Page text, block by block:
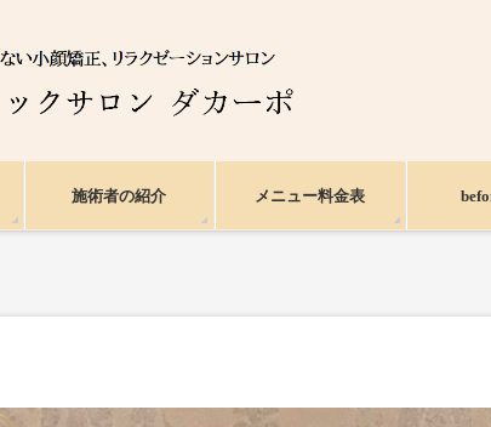
施術者の紹介 メニュー料金表